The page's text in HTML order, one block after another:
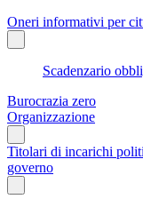
Oneri informativi per
Scadenzario
Burocrazia zero
Organizzazione
Titolari di incarichi
governo